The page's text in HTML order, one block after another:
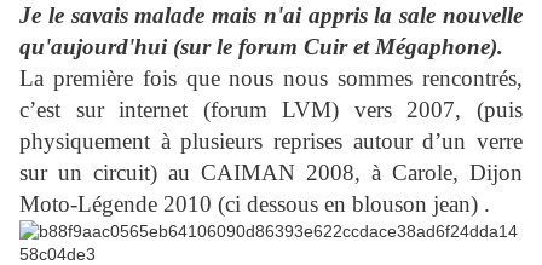
Je le savais malade mais n'ai appris la sale nouvelle
qu'aujourd'hui (sur le forum Cuir et Mégaphone).
La première fois que nous nous sommes rencontrés,
c’est sur internet (forum LVM) vers 2007, (puis
physiquement à plusieurs reprises autour d’un verre
sur un circuit) au CAIMAN 2008, à Carole, Dijon
Moto-Légende 2010 (ci dessous en blouson jean) .